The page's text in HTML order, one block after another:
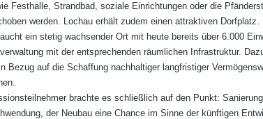
Festhalle, Strandbad, soziale Einrichtungen oder die
werden. Lochau erhält zudem einen attraktiven Dorfplatz.
ein stetig wachsender Ort mit heute bereits über 6.000
mit der entsprechenden räumlichen Infrastruktur.
Bezug auf die Schaffung nachhaltiger langfristiger
brachte es schließlich auf den Punkt:
der Neubau eine Chance im Sinne der künftigen